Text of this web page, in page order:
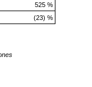
525 %
(23) %